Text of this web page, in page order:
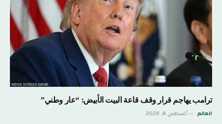
ترامب يهاجم قرار وقف قاعة البيت الأبيض: “عار وطني”
العالم أغسطس 8, 2026